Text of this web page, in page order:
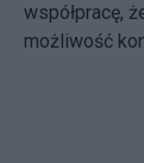
współpracę,
możliwość